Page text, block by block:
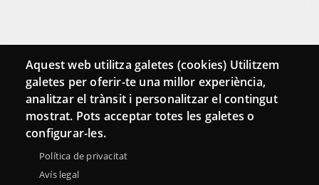
Conecta
Contacto
Hemeroteca
Aquest web utilitza galetes (cookies) Utilitzem
galetes per oferir-te una millor experiència,
analitzar el trànsit i personalitzar el contingut
mostrat. Pots acceptar totes les galetes o
configurar-les.
Política de privacitat
Avís legal